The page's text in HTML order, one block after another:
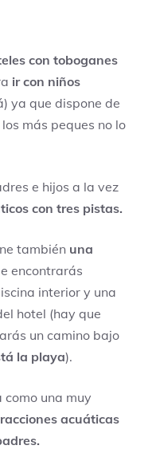
con toboganes
ir con niños
ya que dispone de
más peques no lo
e hijos a la vez
con tres pistas.
también una
encontrarás
interior y una
hotel (hay que
un camino bajo
la playa).
como una muy
acuáticas